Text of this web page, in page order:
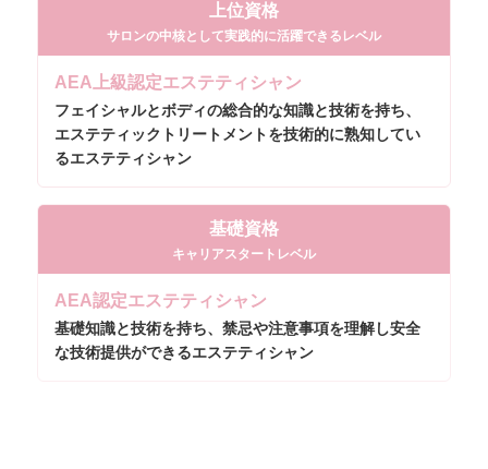
上位資格
サロンの中核として実践的に活躍できるレベル
AEA上級認定エステティシャン
フェイシャルとボディの総合的な知識と技術を持ち、
エステティックトリートメントを技術的に熟知してい
るエステティシャン
基礎資格
キャリアスタートレベル
AEA認定エステティシャン
基礎知識と技術を持ち、禁忌や注意事項を理解し安全
な技術提供ができるエステティシャン